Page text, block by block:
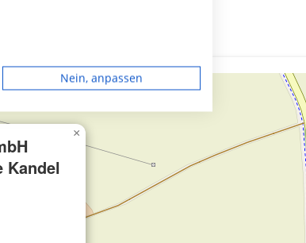
Kandel
×
Nein, anpassen